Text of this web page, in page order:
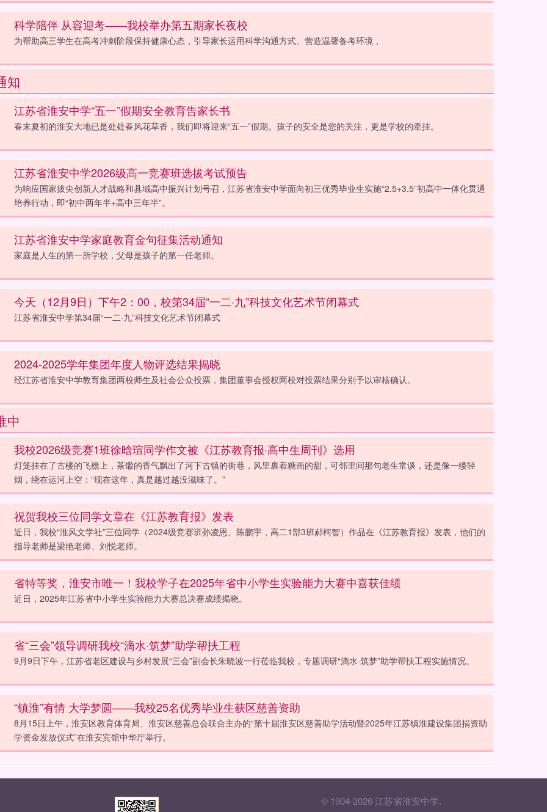
科学陪伴 从容迎考——我校举办第五期家长夜校
为帮助高三学生在高考冲刺阶段保持健康心态，引导家长运用科学沟通方式、营造温馨备考环境，
知
江苏省淮安中学“五一”假期安全教育告家长书
春末夏初的淮安大地已是处处春风花草香，我们即将迎来“五一”假期。孩子的安全是您的关注，更是学校的牵挂。
江苏省淮安中学2026级高一竞赛班选拔考试预告
为响应国家拔尖创新人才战略和县域高中振兴计划号召，江苏省淮安中学面向初三优秀毕业生实施“2.5+3.5”初高中一体化贯通
培养行动，即“初中两年半+高中三年半”。
江苏省淮安中学家庭教育金句征集活动通知
家庭是人生的第一所学校，父母是孩子的第一任老师。
今天（12月9日）下午2：00，校第34届“一二·九”科技文化艺术节闭幕式
江苏省淮安中学第34届“一二·九”科技文化艺术节闭幕式
2024-2025学年集团年度人物评选结果揭晓
经江苏省淮安中学教育集团两校师生及社会公众投票，集团董事会授权两校对投票结果分别予以审核确认。
中
我校2026级竞赛1班徐晗瑄同学作文被《江苏教育报·高中生周刊》选用
灯笼挂在了古楼的飞檐上，茶馓的香气飘出了河下古镇的街巷，风里裹着糖画的甜，可邻里间那句老生常谈，还是像一缕轻
烟，绕在运河上空：“现在这年，真是越过越没滋味了。”
祝贺我校三位同学文章在《江苏教育报》发表
近日，我校“淮风文学社”三位同学（2024级竞赛班孙凌恩、陈鹏宇，高二1部3班郝柯智）作品在《江苏教育报》发表，他们的
指导老师是梁艳老师、刘悦老师。
省特等奖，淮安市唯一！我校学子在2025年省中小学生实验能力大赛中喜获佳绩
近日，2025年江苏省中小学生实验能力大赛总决赛成绩揭晓。
省“三会”领导调研我校“滴水·筑梦”助学帮扶工程
9月9日下午，江苏省老区建设与乡村发展“三会”副会长朱晓波一行莅临我校，专题调研“滴水·筑梦”助学帮扶工程实施情况。
“镇淮”有情 大学梦圆——我校25名优秀毕业生获区慈善资助
8月15日上午，淮安区教育体育局、淮安区慈善总会联合主办的“第十届淮安区慈善助学活动暨2025年江苏镇淮建设集团捐资助
学资金发放仪式”在淮安宾馆中华厅举行。
© 1904-2026 江苏省淮安中学.